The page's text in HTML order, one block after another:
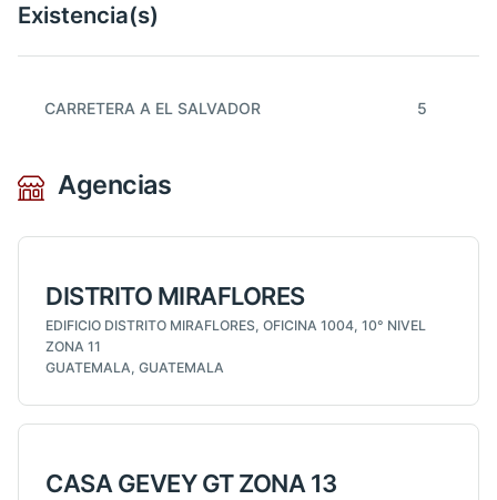
Existencia(s)
CARRETERA A EL SALVADOR 5
Agencias
DISTRITO MIRAFLORES
EDIFICIO DISTRITO MIRAFLORES, OFICINA 1004, 10° NIVEL
ZONA 11
GUATEMALA, GUATEMALA
CASA GEVEY GT ZONA 13